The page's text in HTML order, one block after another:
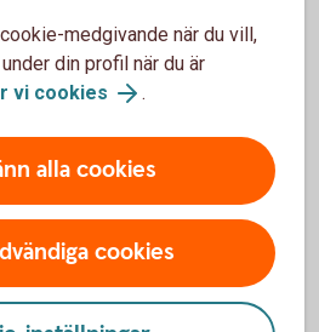
ser du själv
missa?
Jag är själv uppvuxen där,
medgivande när du vill,
din profil när du är
vi cookies .
alla cookies
cookies